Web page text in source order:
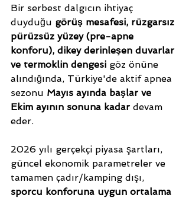
Bir serbest dalgıcın ihtiyaç
duyduğu görüş mesafesi, rüzgarsız
pürüzsüz yüzey (pre-apne
konforu), dikey derinleşen duvarlar
ve termoklin dengesi göz önüne
alındığında, Türkiye'de aktif apnea
sezonu Mayıs ayında başlar ve
Ekim ayının sonuna kadar devam
eder.
2026 yılı gerçekçi piyasa şartları,
güncel ekonomik parametreler ve
tamamen çadır/kamping dışı,
sporcu konforuna uygun ortalama